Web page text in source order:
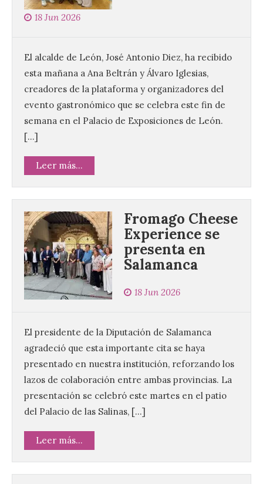
18 Jun 2026
El alcalde de León, José Antonio Diez, ha recibido
esta mañana a Ana Beltrán y Álvaro Iglesias,
creadores de la plataforma y organizadores del
evento gastronómico que se celebra este fin de
semana en el Palacio de Exposiciones de León.
[…]
Leer más...
Fromago Cheese
Experience se
presenta en
Salamanca
18 Jun 2026
El presidente de la Diputación de Salamanca
agradeció que esta importante cita se haya
presentado en nuestra institución, reforzando los
lazos de colaboración entre ambas provincias. La
presentación se celebró este martes en el patio
del Palacio de las Salinas, […]
Leer más...